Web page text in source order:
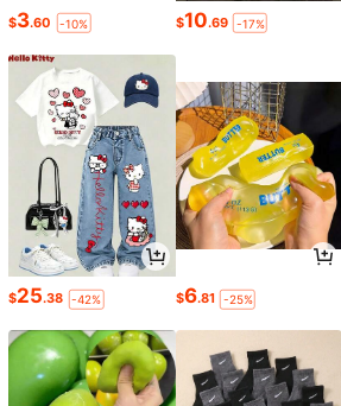
$3.60 -10% $10.69 -17%
$25.38 -42% $6.81 -25%